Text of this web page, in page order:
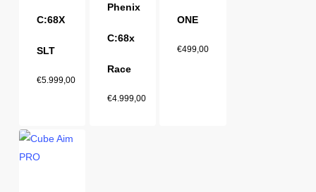
C:68X
SLT
€5.999,00
Phenix
C:68x
Race
€4.999,00
ONE
€499,00